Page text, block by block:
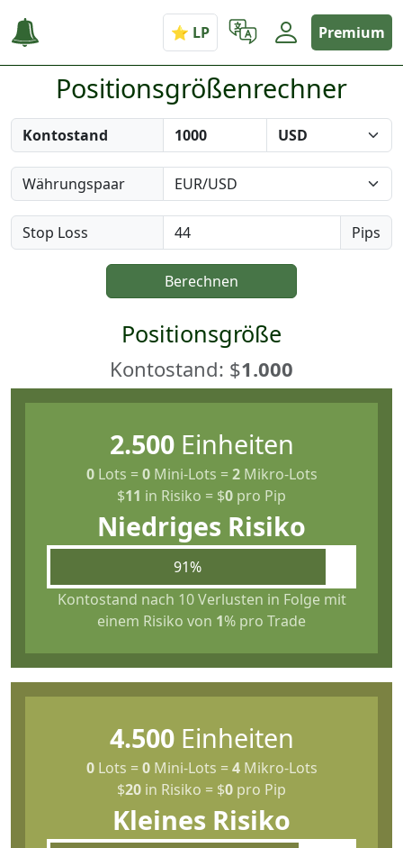
Premium
Positionsgrößenrechner
Kontostand
Währungspaar
Stop Loss Pips
Berechnen
Positionsgröße
Kontostand: $1.000
2.500Einheiten
0Lots =0Mini-Lots =2Mikro-Lots
$11 in Risiko = $0 pro Pip
Niedriges Risiko
91%
Kontostand nach 10 Verlusten in Folge mit
einem Risiko von 1% pro Trade
4.500Einheiten
0Lots =0Mini-Lots =4Mikro-Lots
$20 in Risiko = $0 pro Pip
Kleines Risiko